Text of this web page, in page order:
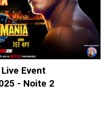
Event
- Noite 2